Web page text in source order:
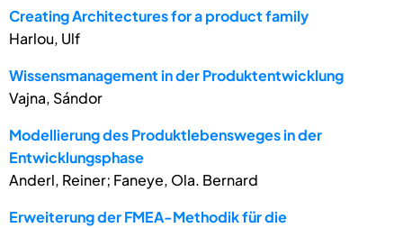
Creating Architectures for a product family
Harlou, Ulf
Wissensmanagement in der Produktentwicklung
Vajna, Sándor
Modellierung des Produktlebensweges in der
Entwicklungsphase
Anderl, Reiner; Faneye, Ola. Bernard
Erweiterung der FMEA-Methodik für die